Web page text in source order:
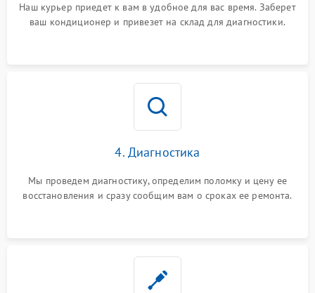
Наш курьер приедет к вам в удобное для вас время. Заберет
ваш кондиционер и привезет на склад для диагностики.
4. Диагностика
Мы проведем диагностику, определим поломку и цену ее
восстановления и сразу сообщим вам о сроках ее ремонта.